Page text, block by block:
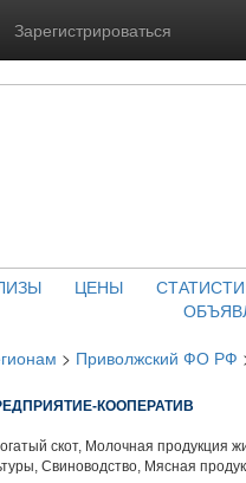
Зарегистрироваться
ЦЕНЫ
> Приволжский ФО РФ
КООПЕРАТИВ
скот, Молочная продукция
Свиноводство, Мясная